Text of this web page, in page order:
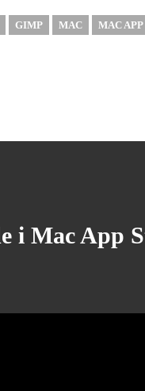
GIMP MAC MAC APP
i Mac App